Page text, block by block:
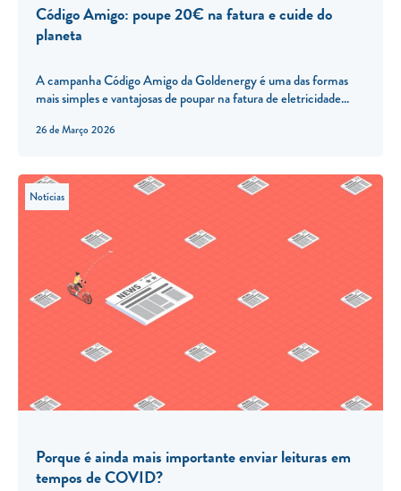
26 de Março 2026
Código Amigo: poupe 20€ na fatura e cuide do
planeta
A campanha Código Amigo da Goldenergy é uma das formas
mais simples e vantajosas de poupar na fatura de eletricidade...
Notícias
Porque é ainda mais importante enviar leituras em
tempos de COVID?